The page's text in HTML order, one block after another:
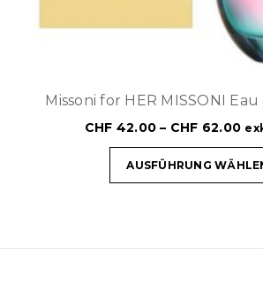
Missoni for HER MISSONI Eau
CHF 42.00 – CHF 62.00
AUSFÜHRUNG